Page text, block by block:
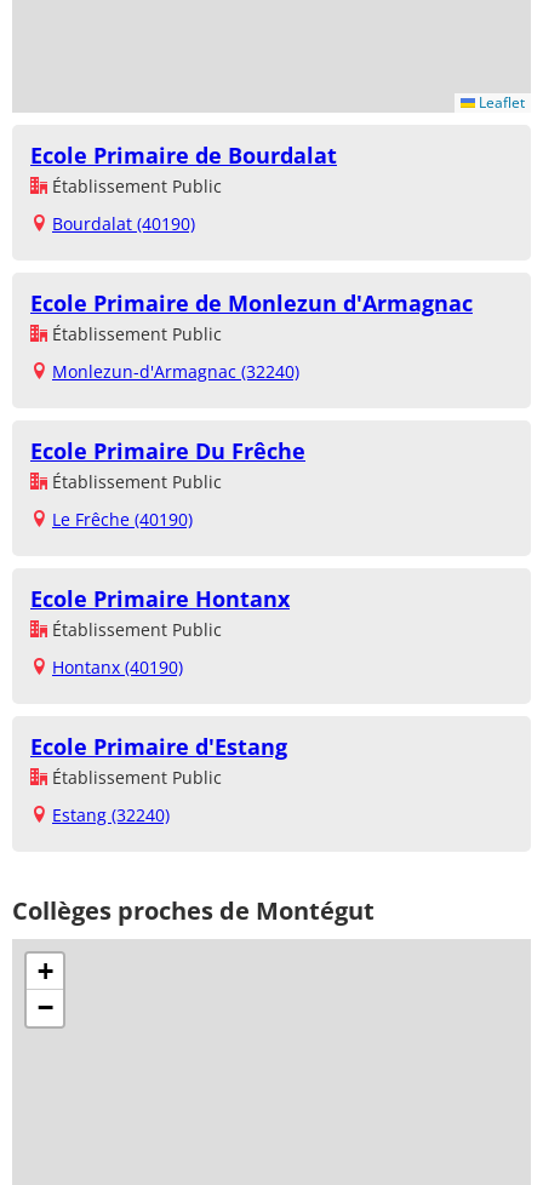
Leaflet
Ecole Primaire de Bourdalat
Établissement Public
Bourdalat (40190)
Ecole Primaire de Monlezun d'Armagnac
Établissement Public
Monlezun-d'Armagnac (32240)
Ecole Primaire Du Frêche
Établissement Public
Le Frêche (40190)
Ecole Primaire Hontanx
Établissement Public
Hontanx (40190)
Ecole Primaire d'Estang
Établissement Public
Estang (32240)
Collèges proches de Montégut
+
−